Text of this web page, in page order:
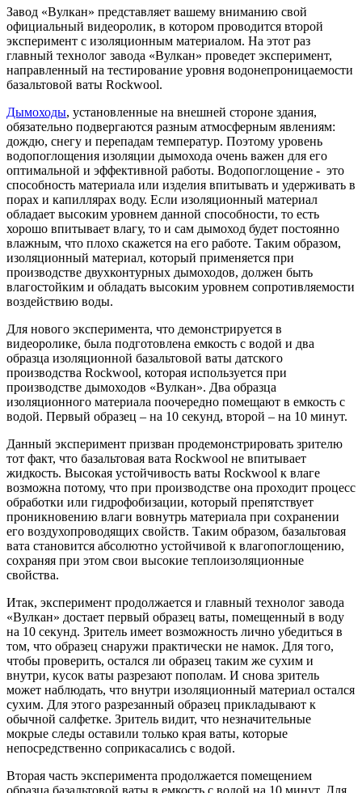
Завод «Вулкан» представляет вашему вниманию свой
официальный видеоролик, в котором проводится второй
эксперимент с изоляционным материалом. На этот раз
главный технолог завода «Вулкан» проведет эксперимент,
направленный на тестирование уровня водонепроницаемости
базальтовой ваты Rockwool.
Дымоходы, установленные на внешней стороне здания,
обязательно подвергаются разным атмосферным явлениям:
дождю, снегу и перепадам температур. Поэтому уровень
водопоглощения изоляции дымохода очень важен для его
оптимальной и эффективной работы. Водопоглощение - это
способность материала или изделия впитывать и удерживать в
порах и капиллярах воду. Если изоляционный материал
обладает высоким уровнем данной способности, то есть
хорошо впитывает влагу, то и сам дымоход будет постоянно
влажным, что плохо скажется на его работе. Таким образом,
изоляционный материал, который применяется при
производстве двухконтурных дымоходов, должен быть
влагостойким и обладать высоким уровнем сопротивляемости
воздействию воды.
Для нового эксперимента, что демонстрируется в
видеоролике, была подготовлена емкость с водой и два
образца изоляционной базальтовой ваты датского
производства Rockwool, которая используется при
производстве дымоходов «Вулкан». Два образца
изоляционного материала поочередно помещают в емкость с
водой. Первый образец – на 10 секунд, второй – на 10 минут.
Данный эксперимент призван продемонстрировать зрителю
тот факт, что базальтовая вата Rockwool не впитывает
жидкость. Высокая устойчивость ваты Rockwool к влаге
возможна потому, что при производстве она проходит процесс
обработки или гидрофобизации, который препятствует
проникновению влаги вовнутрь материала при сохранении
его воздухопроводящих свойств. Таким образом, базальтовая
вата становится абсолютно устойчивой к влагопоглощению,
сохраняя при этом свои высокие теплоизоляционные
свойства.
Итак, эксперимент продолжается и главный технолог завода
«Вулкан» достает первый образец ваты, помещенный в воду
на 10 секунд. Зритель имеет возможность лично убедиться в
том, что образец снаружи практически не намок. Для того,
чтобы проверить, остался ли образец таким же сухим и
внутри, кусок ваты разрезают пополам. И снова зритель
может наблюдать, что внутри изоляционный материал остался
сухим. Для этого разрезанный образец прикладывают к
обычной салфетке. Зритель видит, что незначительные
мокрые следы оставили только края ваты, которые
непосредственно соприкасались с водой.
Вторая часть эксперимента продолжается помещением
образца базальтовой ваты в емкость с водой на 10 минут. Для